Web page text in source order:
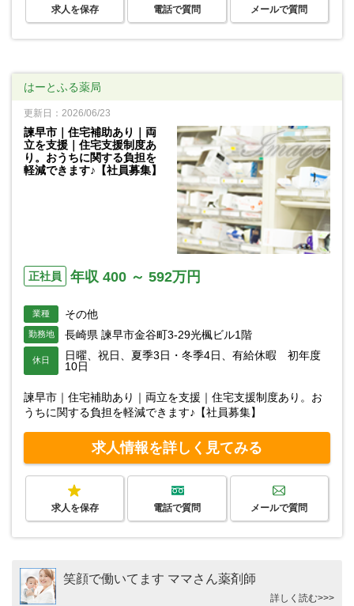
求人を保存 電話で質問 メールで質問
はーとふる薬局
更新日：2026/06/23
諫早市｜住宅補助あり｜両
立を支援｜住宅支援制度あ
り。おうちに関する負担を
軽減できます♪【社員募集】
正社員 年収 400 ～ 592万円
業種 その他
勤務地 長崎県 諫早市金谷町3-29光楓ビル1階
休日
日曜、祝日、夏季3日・冬季4日、有給休暇 初年度
10日
諫早市｜住宅補助あり｜両立を支援｜住宅支援制度あり。お
うちに関する負担を軽減できます♪【社員募集】
求人情報を詳しく見てみる
求人を保存 電話で質問 メールで質問
笑顔で働いてます ママさん薬剤師
詳しく読む>>>